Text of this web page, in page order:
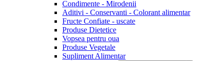
Condimente - Mirodenii
Aditivi - Conservanti - Colorant alimentar
Fructe Confiate - uscate
Produse Dietetice
Vopsea pentru oua
Produse Vegetale
Supliment Alimentar